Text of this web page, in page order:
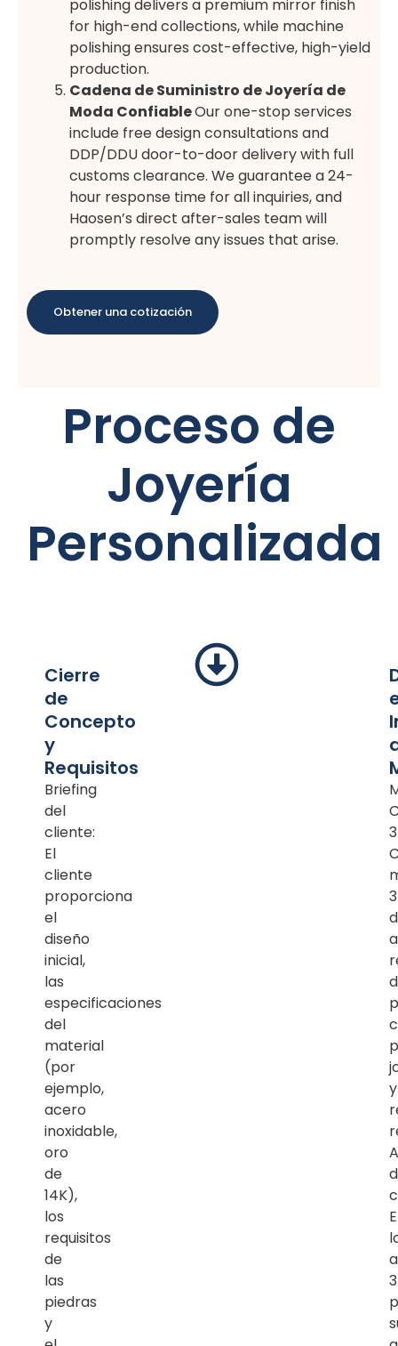
polishing delivers a premium mirror finish
for high-end collections, while machine
polishing ensures cost-effective, high-yield
production.
Cadena de Suministro de Joyería de
Moda ConfiableOur one-stop services
include free design consultations and
DDP/DDU door-to-door delivery with full
customs clearance. We guarantee a 24-
hour response time for all inquiries, and
Haosen’s direct after-sales team will
promptly resolve any issues that arise.
Obtener una cotización
Proceso de
Joyería
Personalizada
Cierre
de
Concepto
y
Requisitos
Briefing
del
cliente:
El
cliente
proporciona
el
diseño
inicial,
las
especificaciones
del
material
(por
ejemplo,
acero
inoxidable,
oro
de
14K),
los
requisitos
de
las
piedras
y
y